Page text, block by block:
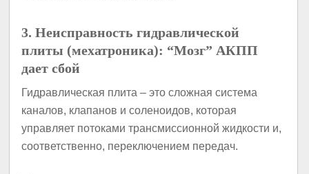
3. Неисправность гидравлической
плиты (мехатроника): “Мозг” АКПП
дает сбой
Гидравлическая плита – это сложная система
каналов, клапанов и соленоидов, которая
управляет потоками трансмиссионной жидкости и,
соответственно, переключением передач.